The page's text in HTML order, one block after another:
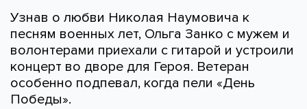
Узнав о любви Николая Наумовича к
песням военных лет, Ольга Занко с мужем и
волонтерами приехали с гитарой и устроили
концерт во дворе для Героя. Ветеран
особенно подпевал, когда пели «День
Победы».